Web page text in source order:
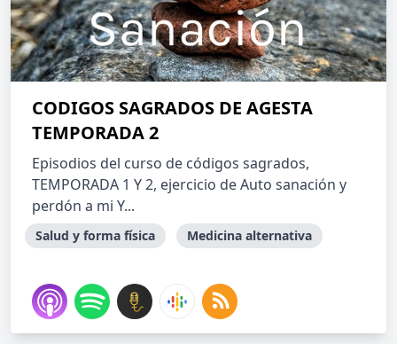
CODIGOS SAGRADOS DE AGESTA
TEMPORADA 2
Episodios del curso de códigos sagrados,
TEMPORADA 1 Y 2, ejercicio de Auto sanación y
perdón a mi Y...
Salud y forma física Medicina alternativa